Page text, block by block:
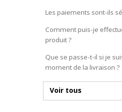
Les paiements sont-ils
Comment puis-je
produit ?
Que se passe-t-il si je
moment de la livraison ?
Voir tous